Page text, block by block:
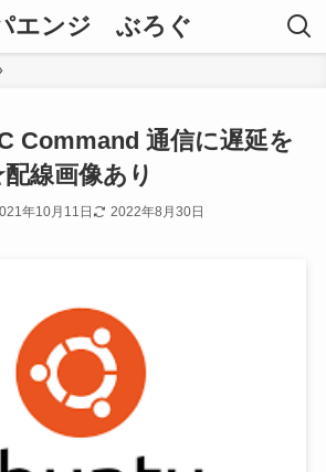
エンジ ぶろぐ
Command 通信に遅延を
線画像あり
年10月11日 2022年8月30日